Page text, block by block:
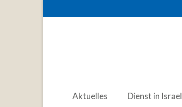
Aktuelles Dienst in Israel